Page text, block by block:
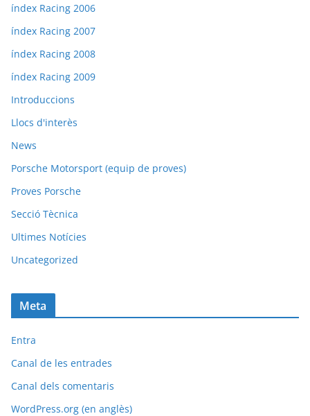
índex Racing 2006
índex Racing 2007
índex Racing 2008
índex Racing 2009
Introduccions
Llocs d'interès
News
Porsche Motorsport (equip de proves)
Proves Porsche
Secció Tècnica
Ultimes Notícies
Uncategorized
Meta
Entra
Canal de les entrades
Canal dels comentaris
WordPress.org (en anglès)